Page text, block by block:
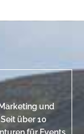
und
über 10